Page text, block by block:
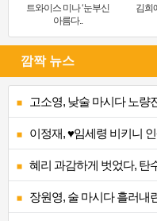
트와이스 미나 ‘눈부신
아름다..
김희
깜짝 뉴스
고소영, 낮술 마시다 노량
이정재, ♥임세령 비키니
혜리 과감하게 벗었다, 탄
장원영, 술 마시다 흘러내